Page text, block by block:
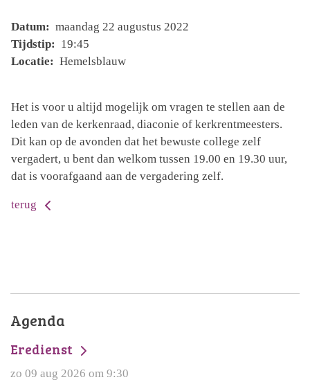
Datum: maandag 22 augustus 2022
Tijdstip: 19:45
Locatie: Hemelsblauw
Het is voor u altijd mogelijk om vragen te stellen aan de
leden van de kerkenraad, diaconie of kerkrentmeesters.
Dit kan op de avonden dat het bewuste college zelf
vergadert, u bent dan welkom tussen 19.00 en 19.30 uur,
dat is voorafgaand aan de vergadering zelf.
terug
Agenda
Eredienst
zo 09 aug 2026 om 9:30